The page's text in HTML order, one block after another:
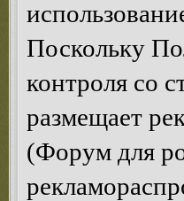
Поскольку
контроля со
размещает
(Форум для